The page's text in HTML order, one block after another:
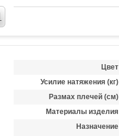
Цвет
Усилие натяжения (кг)
Размах плечей (см)
Материалы изделия
Назначение